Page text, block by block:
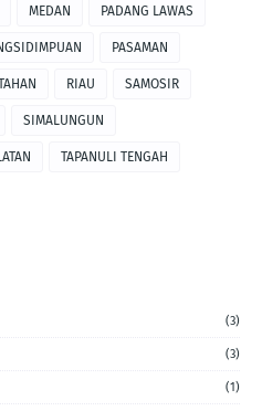
MEDAN PADANG LAWAS
PASAMAN
RIAU SAMOSIR
SIMALUNGUN
TAPANULI TENGAH
(3)
(3)
(1)